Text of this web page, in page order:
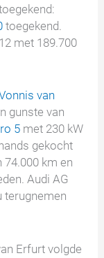
toegekend.
met 189.700
van
gunste van
5 met 230 kW
gekocht
km en
Audi AG
terugnemen
Erfurt volgde